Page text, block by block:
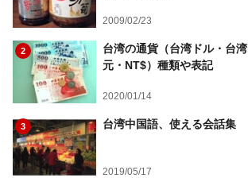
2009/02/23
2
台湾の通貨（台湾ドル・台湾
元・NT$）種類や表記
2020/01/14
3 台湾中国語、使える会話集
2019/05/17